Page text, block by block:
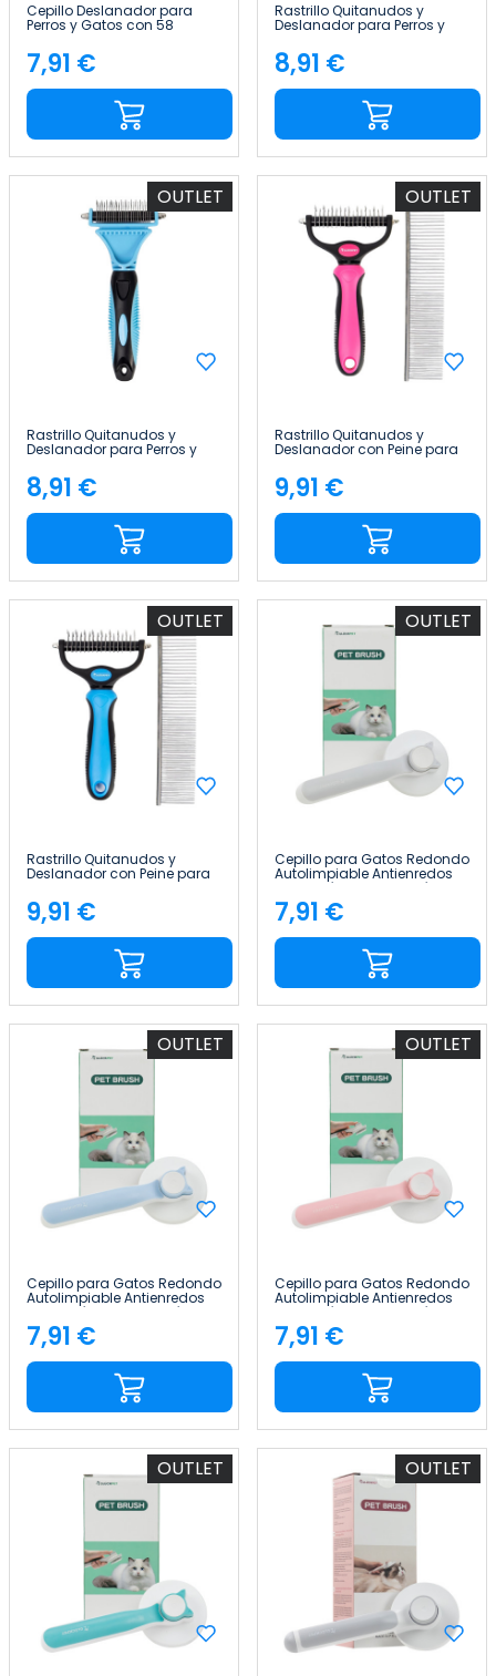
Cepillo Deslanador para
Perros y Gatos con 58
Dientes Redondeados y
Botón de Liberación
Glückpet
Precio
7,91 €
Rastrillo Quitanudos y
Deslanador para Perros y
Gatos 23+12 Dientes
Redondeados Glückpet
Precio
8,91 €
OUTLET
Rastrillo Quitanudos y
Deslanador para Perros y
Gatos 23+12 Dientes
Redondeados Glückpet
Precio
8,91 €
OUTLET
Rastrillo Quitanudos y
Deslanador con Peine para
Perros y Gatos 9+17 Dientes
Redondeados Glückpet
Precio
9,91 €
OUTLET
Rastrillo Quitanudos y
Deslanador con Peine para
Perros y Gatos 9+17 Dientes
Redondeados Glückpet
Precio
9,91 €
OUTLET
Cepillo para Gatos Redondo
Autolimpiable Antienredos
con Botón de Liberación
Glückpet
Precio
7,91 €
OUTLET
Cepillo para Gatos Redondo
Autolimpiable Antienredos
con Botón de Liberación
Glückpet
Precio
7,91 €
OUTLET
Cepillo para Gatos Redondo
Autolimpiable Antienredos
con Botón de Liberación
Glückpet
Precio
7,91 €
OUTLET OUTLET